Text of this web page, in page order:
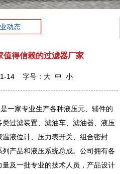
动态
值得信赖的过滤器厂家
14 字号： 大 中 小
家专业生产各种液压元、辅件的
过滤装置、滤油车、滤油器、液压
液位计、压力表开关、组合密封
产品和液压系统总成。公司拥有各
及一批专业的技术人员，产品设计